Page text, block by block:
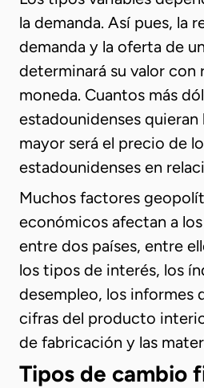
la demanda. Así pues, la
demanda y la oferta de
determinará su valor con
moneda. Cuantos más
estadounidenses quieran
mayor será el precio de
estadounidenses en
Muchos factores
económicos afectan a
entre dos países, entre
los tipos de interés, los
desempleo, los informes
cifras del producto
de fabricación y las
Tipos de cambio